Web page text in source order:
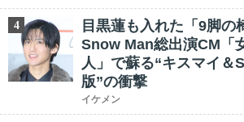
4
目黒蓮も入れた「9脚の
Snow Man総出演CM「
人」で蘇る“キスマイ＆
版”の衝撃
イケメン